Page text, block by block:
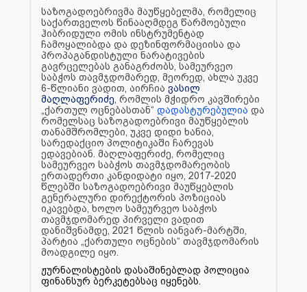
საზოგადოებრივმა მაუწყებელმა, რომელიც
საქართველოს წინააღმდეგ წარმოებული
ჰიბრიდული ომის ინსტრუმენტად
ჩამოყალიბდა და დეზინფორმაციისა და
პროპაგანდისტული ნარატივების
გავრცელებას განაგრძობს, სამეურვეო
საბჭოს თავმჯდომარედ, მეორედ, ახლა უკვე
6-წლიანი ვადით, აირჩია ვასილ
მაღლაფერიძე , რომლის მჭიდრო კავშირები
„ქართულ ოცნებასთან“ დადასტურებულია და
რომელსაც საზოგადოებრივი მაუწყებლის
თანამშრომლები, უკვე დიდი ხანია,
სარედაქციო პოლიტიკაში ჩარევას
ედავებიან. მაღლაფერიძე, რომელიც
სამეურვეო საბჭოს თავმჯდომარეობის
ერთადერთი კანდიდატი იყო, 2017-2020
წლებში საზოგადოებრივი მაუწყებლის
გენერალური დირექტორის პოზიციას
იკავებდა, ხოლო სამეურვეო საბჭოს
თავმჯდომარედ პირველი ვადით
დანიშვნამდე, 2021 წლის იანვარ-მარტში,
პარტია „ქართული ოცნების“ თავმჯდომარის
მოადგილე იყო.
ჟურნალისტების დასაშინებლად პოლიცია
ფინანსურ ბერკეტებსაც იყენებს.